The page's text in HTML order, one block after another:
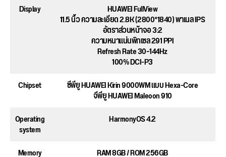
Display HUAWEI FullView
11.5 นิ้ว ความละเอียด 2.8K (2800*1840) พาเนล IPS
อัตราส่วนหน้าจอ 3:2
ความหนาแน่นพิกเซล 291 PPI
Refresh Rate 30~144Hz
100% DCI-P3
Chipset
ซีพียู HUAWEI Kirin 9000WM แบบ Hexa-Core
จีพียู HUAWEI Maleoon 910
Operating
system
HarmonyOS 4.2
Memory
RAM 8GB / ROM 256GB